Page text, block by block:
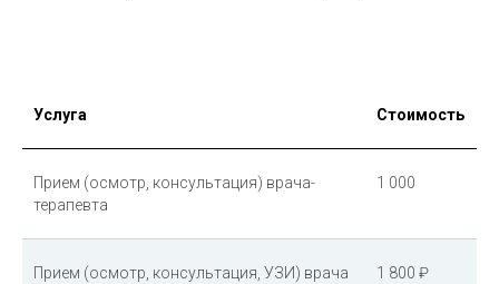
Услуга Стоимость
Прием (осмотр, консультация) врача-
терапевта
1 000
Прием (осмотр, консультация, УЗИ) врача
1 800 ₽